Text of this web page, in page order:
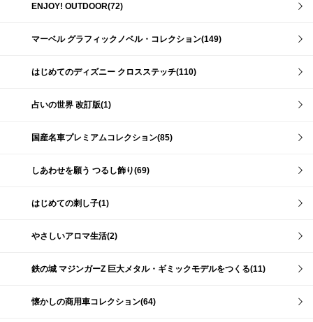
ENJOY! OUTDOOR(72)
マーベル グラフィックノベル・コレクション(149)
はじめてのディズニー クロスステッチ(110)
占いの世界 改訂版(1)
国産名車プレミアムコレクション(85)
しあわせを願う つるし飾り(69)
はじめての刺し子(1)
やさしいアロマ生活(2)
鉄の城 マジンガーZ 巨大メタル・ギミックモデルをつくる(11)
懐かしの商用車コレクション(64)